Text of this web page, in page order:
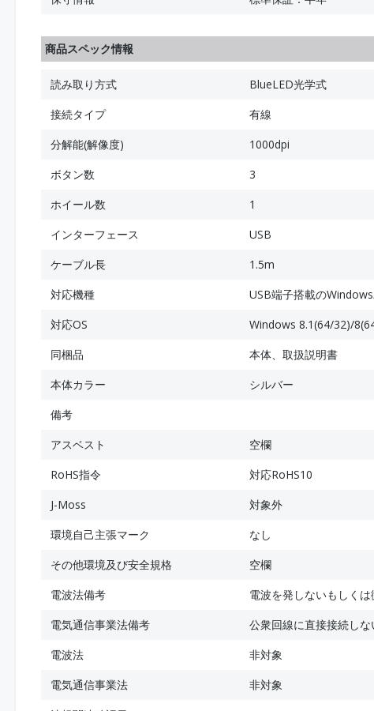
商品スペック情報
読み取り方式
BlueLED光学式
接続タイプ
有線
分解能(解像度)
1000dpi
ボタン数
3
ホイール数
1
インターフェース
USB
ケーブル長
1.5m
対応機種
USB端子搭載の
対応OS
Windows 8.1(64/32)/
同梱品
本体、取扱説明書
本体カラー
シルバー
備考
アスベスト
空欄
RoHS指令
対応RoHS10
J-Moss
対象外
環境自己主張マーク
なし
その他環境及び安全規格
空欄
電波法備考
電波を発しないもしく
電気通信事業法備考
公衆回線に直接接続しな
電波法
非対象
電気通信事業法
非対象